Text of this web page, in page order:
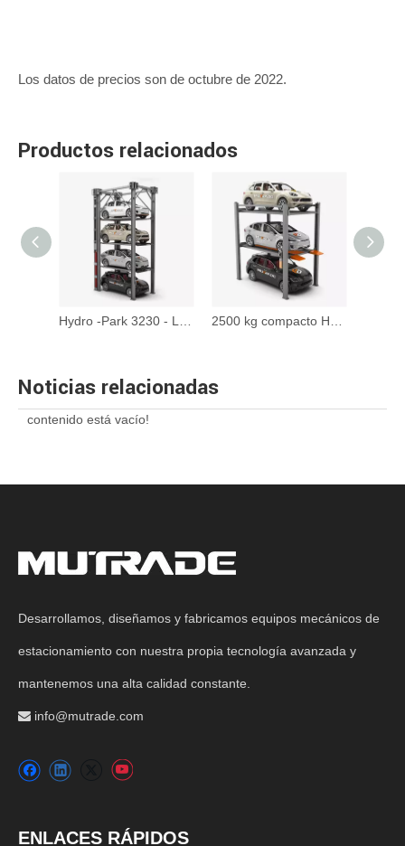
Los datos de precios son de octubre de 2022.
Productos relacionados
Noticias relacionadas
contenido está vacío!
Desarrollamos, diseñamos y fabricamos equipos mecánicos de
estacionamiento con nuestra propia tecnología avanzada y
mantenemos una alta calidad constante.
 info@mutrade.com
ENLACES RÁPIDOS